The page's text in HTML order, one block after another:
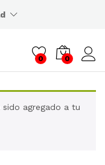
0 0
sido agregado a tu